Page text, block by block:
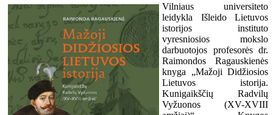
Vilniaus universiteto
leidykla Išleido Lietuvos
istorijos instituto
vyresniosios mokslo
darbuotojos profesorės dr.
Raimondos Ragauskienės
knyga „Mažoji Didžiosios
Lietuvos istorija.
Kunigaikščių Radvilų
Vyžuonos (XV-XVIII